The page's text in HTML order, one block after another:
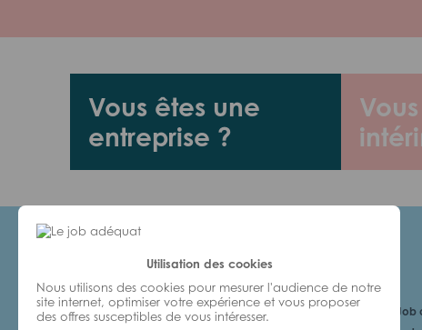
Utilisation des cookies
Nous utilisons des cookies pour mesurer l'audience de notre
site internet, optimiser votre expérience et vous proposer
des offres susceptibles de vous intéresser.
Vous êtes une
entreprise ?
Je cherche un Job